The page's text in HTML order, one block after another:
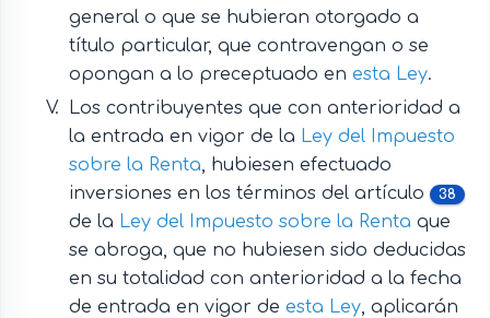
general o que se hubieran otorgado a
título particular, que contravengan o se
opongan a lo preceptuado en esta Ley.
Los contribuyentes que con anterioridad a
la entrada en vigor de la Ley del Impuesto
sobre la Renta , hubiesen efectuado
inversiones en los términos del artículo
38
de la Ley del Impuesto sobre la Renta que
se abroga, que no hubiesen sido deducidas
en su totalidad con anterioridad a la fecha
de entrada en vigor de esta Ley, aplicarán